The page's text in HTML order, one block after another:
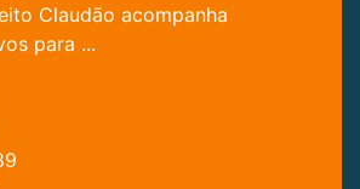
Claudão acompanha
para ...